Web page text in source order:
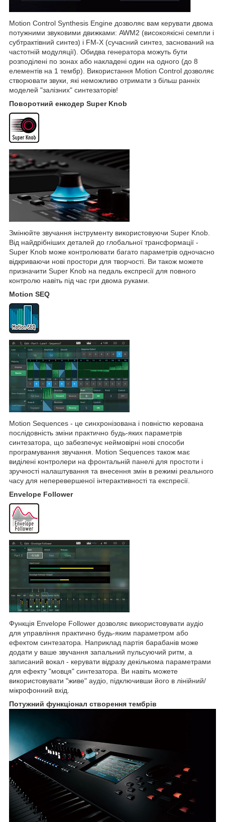
Motion Control Synthesis Engine дозволяє вам керувати двома
потужними звуковими движками: AWM2 (високоякісні семпли і
субтрактівний синтез) і FM-X (сучасний синтез, заснований на
частотній модуляції). Обидва генератора можуть бути
розподілені по зонах або накладені один на одного (до 8
елементів на 1 тембр). Використання Motion Control дозволяє
створювати звуки, які неможливо отримати з більш ранніх
моделей "залізних" синтезаторів!
Поворотний енкодер Super Knob
Змінюйте звучання інструменту використовуючи Super Knob.
Від найдрібніших деталей до глобальної трансформації -
Super Knob може контролювати багато параметрів одночасно
відкриваючи нові простори для творчості. Ви також можете
призначити Super Knob на педаль експресії для повного
контролю навіть під час гри двома руками.
Motion SEQ
Motion Sequences - це синхронізована і повністю керована
послідовність зміни практично будь-яких параметрів
синтезатора, що забезпечує неймовірні нові способи
програмування звучання. Motion Sequences також має
виділені контролери на фронтальній панелі для простоти і
зручності налаштування та внесення змін в режимі реального
часу для неперевершеної інтерактивності та експресії.
Envelope Follower
Функція Envelope Follower дозволяє використовувати аудіо
для управління практично будь-яким параметром або
ефектом синтезатора. Наприклад партія барабанів може
додати у ваше звучання запальний пульсуючий ритм, а
записаний вокал - керувати відразу декількома параметрами
для ефекту "мовця" синтезатора. Ви навіть можете
використовувати "живе" аудіо, підключивши його в лінійний/
мікрофонний вхід.
Потужний функціонал створення тембрів